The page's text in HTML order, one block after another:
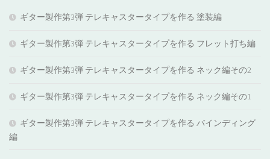
ギター製作第3弾 テレキャスタータイプを作る 塗装編
ギター製作第3弾 テレキャスタータイプを作る フレット打ち編
ギター製作第3弾 テレキャスタータイプを作る ネック編その2
ギター製作第3弾 テレキャスタータイプを作る ネック編その1
ギター製作第3弾 テレキャスタータイプを作る バインディング
編